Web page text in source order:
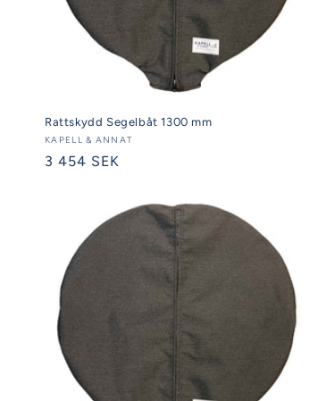
Rattskydd Segelbåt 1300 mm
Säljare:
KAPELL & ANNAT
Ordinarie
3 454 SEK